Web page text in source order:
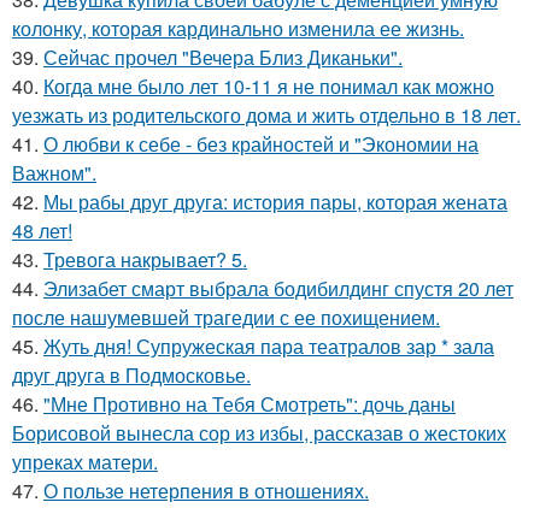
колонку, которая кардинально изменила ее жизнь.
39. Сейчас прочел "Вечера Близ Диканьки".
40. Когда мне было лет 10-11 я не понимал как можно
уезжать из родительского дома и жить отдельно в 18 лет.
41. О любви к себе - без крайностей и "Экономии на
Важном".
42. Мы рабы друг друга: история пары, которая жената
48 лет!
43. Тревога накрывает? 5.
44. Элизабет смарт выбрала бодибилдинг спустя 20 лет
после нашумевшей трагедии с ее похищением.
45. Жуть дня! Супружеская пара театралов зар * зала
друг друга в Подмосковье.
46. "Мне Противно на Тебя Смотреть": дочь даны
Борисовой вынесла сор из избы, рассказав о жестоких
упреках матери.
47. О пользе нетерпения в отношениях.